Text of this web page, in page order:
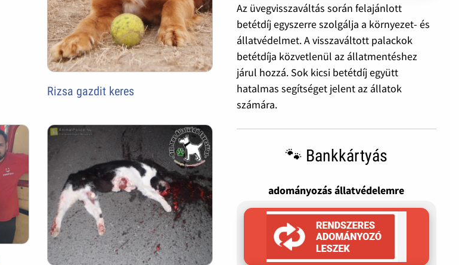
Rizsa gazdit keres
Az üvegvisszaváltás során felajánlott
betétdíj egyszerre szolgálja a környezet- és
állatvédelmet. A visszaváltott palackok
betétdíja közvetlenül az állatmentéshez
járul hozzá. Sok kicsi betétdíj együtt
hatalmas segítséget jelent az állatok
számára.
🐾 Bankkártyás
adományozás állatvédelemre